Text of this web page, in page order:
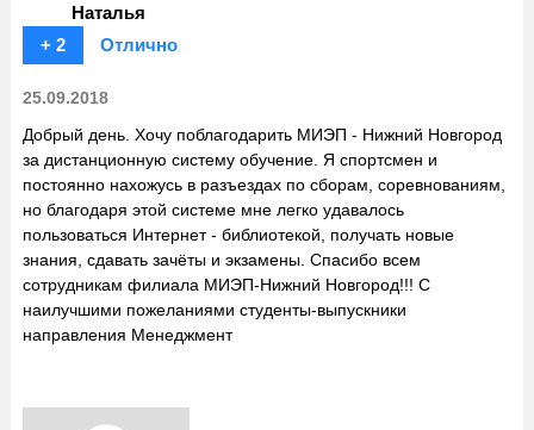
Наталья
+ 2
Отлично
25.09.2018
Добрый день. Хочу поблагодарить МИЭП - Нижний Новгород
за дистанционную систему обучение. Я спортсмен и
постоянно нахожусь в разъездах по сборам, соревнованиям,
но благодаря этой системе мне легко удавалось
пользоваться Интернет - библиотекой, получать новые
знания, сдавать зачёты и экзамены. Спасибо всем
сотрудникам филиала МИЭП-Нижний Новгород!!! С
наилучшими пожеланиями студенты-выпускники
направления Менеджмент